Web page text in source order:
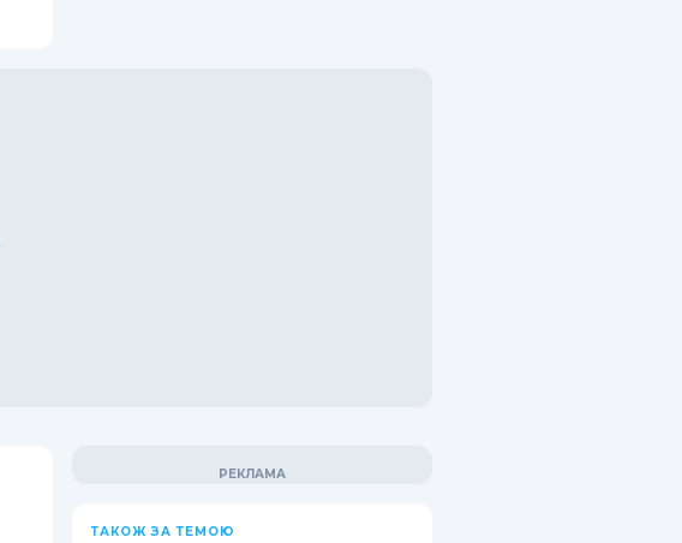
ТАКОЖ ЗА ТЕМОЮ